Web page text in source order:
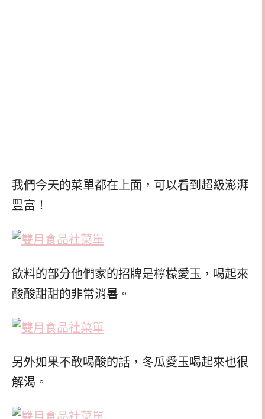
我們今天的菜單都在上面，可以看到超級澎湃
豐富！
飲料的部分他們家的招牌是檸檬愛玉，喝起來
酸酸甜甜的非常消暑。
另外如果不敢喝酸的話，冬瓜愛玉喝起來也很
解渴。